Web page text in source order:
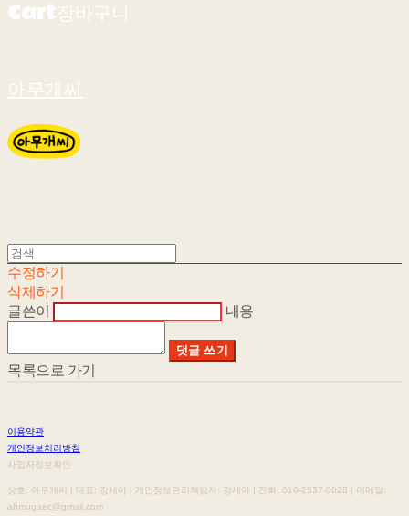
Cart장바구니
아무개씨
수정하기
삭제하기
글쓴이
내용
댓글 쓰기
목록으로 가기
이용약관
개인정보처리방침
사업자정보확인
상호: 아무개씨 | 대표: 강세아 | 개인정보관리책임자: 강세아 | 전화: 010-2537-0028 | 이메일:
ahmugaec@gmail.com